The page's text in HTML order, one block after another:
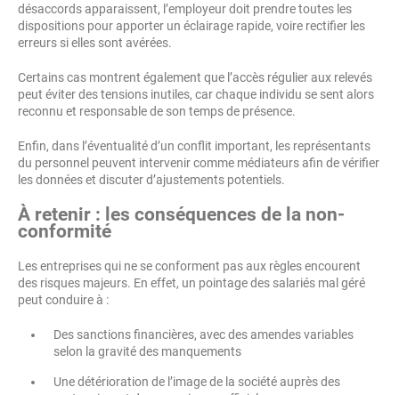
désaccords apparaissent, l’employeur doit prendre toutes les
dispositions pour apporter un éclairage rapide, voire rectifier les
erreurs si elles sont avérées.
Certains cas montrent également que l’accès régulier aux relevés
peut éviter des tensions inutiles, car chaque individu se sent alors
reconnu et responsable de son temps de présence.
Enfin, dans l’éventualité d’un conflit important, les représentants
du personnel peuvent intervenir comme médiateurs afin de vérifier
les données et discuter d’ajustements potentiels.
À retenir : les conséquences de la non-
conformité
Les entreprises qui ne se conforment pas aux règles encourent
des risques majeurs. En effet, un pointage des salariés mal géré
peut conduire à :
Des sanctions financières, avec des amendes variables
selon la gravité des manquements
Une détérioration de l’image de la société auprès des